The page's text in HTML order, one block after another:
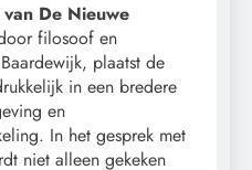
De Nieuwe
filosoof en
plaatst de
in een bredere
en
In het gesprek met
niet alleen gekeken